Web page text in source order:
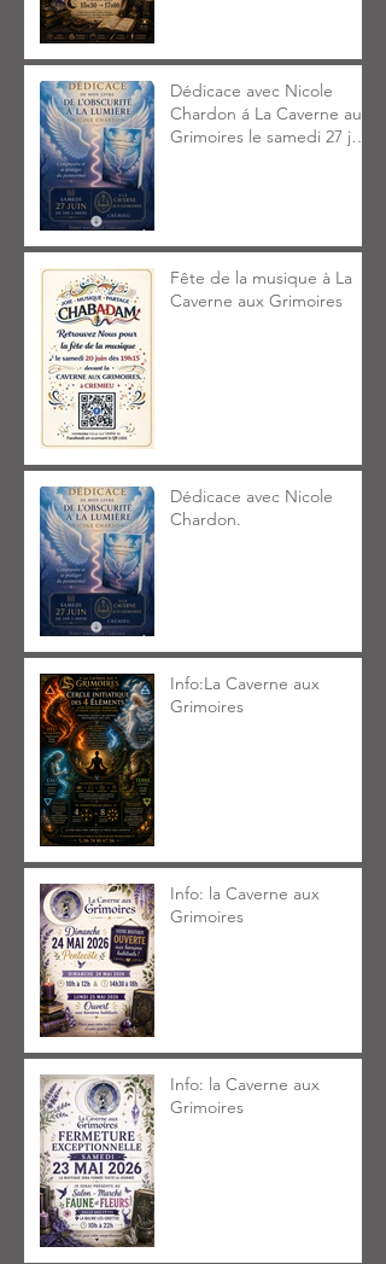
Dédicace avec Nicole
Chardon á La Caverne aux
Grimoires le samedi 27 juin
Fête de la musique à La
Caverne aux Grimoires
Dédicace avec Nicole
Chardon.
Info:La Caverne aux
Grimoires
Info: la Caverne aux
Grimoires
Info: la Caverne aux
Grimoires